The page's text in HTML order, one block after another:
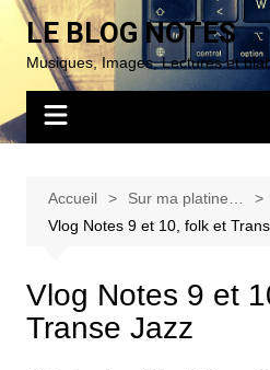
Aller
contenu
LE BLOG NOTES
Musiques, Images, Lectures et
Accueil
Sur ma platine…
Vlog Notes 9 et 10, folk et
Vlog Notes 9 et
Transe Jazz